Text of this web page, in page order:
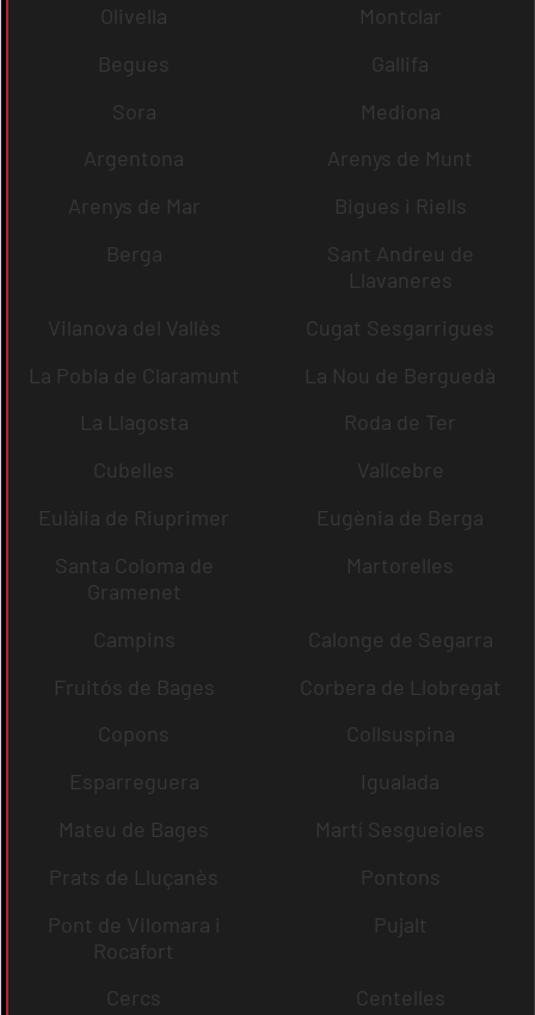
Olivella
Montclar
Begues
Gallifa
Sora
Mediona
Argentona
Arenys de Munt
Arenys de Mar
Bigues i Riells
Berga
Sant Andreu de
Llavaneres
Vilanova del Vallès
Cugat Sesgarrigues
La Pobla de Claramunt
La Nou de Berguedà
La Llagosta
Roda de Ter
Cubelles
Vallcebre
Eulàlia de Riuprimer
Eugènia de Berga
Santa Coloma de
Gramenet
Martorelles
Campins
Calonge de Segarra
Fruitós de Bages
Corbera de Llobregat
Copons
Collsuspina
Esparreguera
Igualada
Mateu de Bages
Martí Sesgueioles
Prats de Lluçanès
Pontons
Pont de Vilomara i
Rocafort
Pujalt
Cercs
Centelles